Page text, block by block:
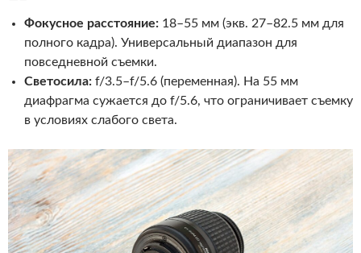
Фокусное расстояние: 18–55 мм (экв. 27–82.5 мм для
полного кадра). Универсальный диапазон для
повседневной съемки.
Светосила: f/3.5–f/5.6 (переменная). На 55 мм
диафрагма сужается до f/5.6, что ограничивает съемку
в условиях слабого света.